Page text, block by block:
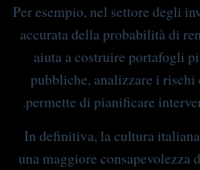
Per esempio, nel settore degli
accurata della probabilità di
aiuta a costruire portafogli
pubbliche, analizzare i
permette di pianificare
In definitiva, la cultura
una maggiore